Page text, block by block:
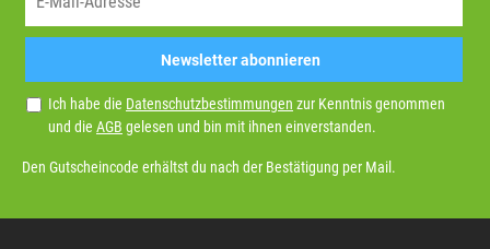
Newsletter abonnieren
Ich habe die Datenschutzbestimmungen zur Kenntnis genommen
und die AGB gelesen und bin mit ihnen einverstanden.
Den Gutscheincode erhältst du nach der Bestätigung per Mail.